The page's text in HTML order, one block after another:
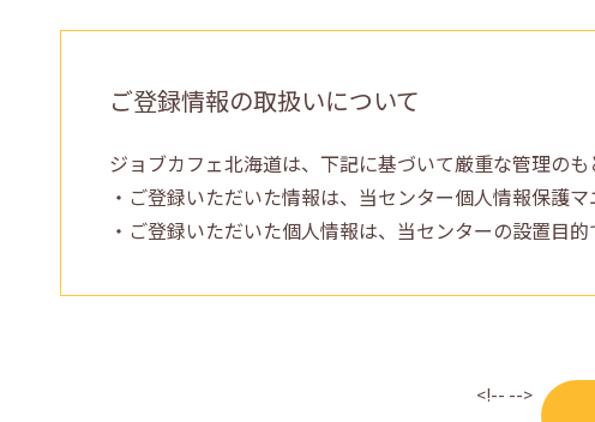
ご登録情報の取扱いについて
ジョブカフェ北海道は、下記に基づいて厳重な管理のも
・ご登録いただいた情報は、当センター個人情報保護
・ご登録いただいた個人情報は、当センターの設置目
<!-- -->